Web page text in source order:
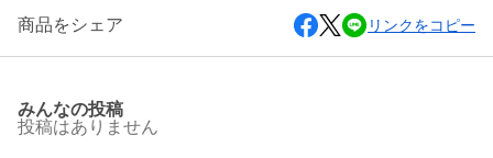
商品をシェア リンクをコピー
みんなの投稿
投稿はありません